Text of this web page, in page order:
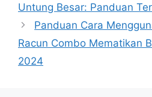
Untung Besar: Panduan
Panduan Cara
Racun Combo Mematikan
2024